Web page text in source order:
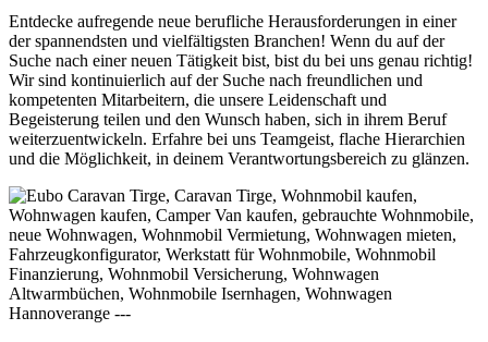
Entdecke aufregende neue berufliche Herausforderungen in einer
der spannendsten und vielfältigsten Branchen! Wenn du auf der
Suche nach einer neuen Tätigkeit bist, bist du bei uns genau richtig!
Wir sind kontinuierlich auf der Suche nach freundlichen und
kompetenten Mitarbeitern, die unsere Leidenschaft und
Begeisterung teilen und den Wunsch haben, sich in ihrem Beruf
weiterzuentwickeln. Erfahre bei uns Teamgeist, flache Hierarchien
und die Möglichkeit, in deinem Verantwortungsbereich zu glänzen.